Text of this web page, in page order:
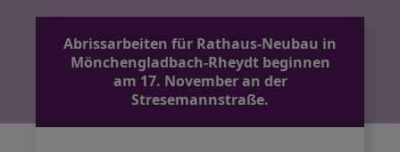
Abrissarbeiten für Rathaus-Neubau in
Mönchengladbach-Rheydt beginnen
am 17. November an der
Stresemannstraße.